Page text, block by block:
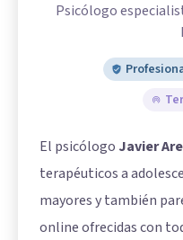
Psicólogo
El psicólogo Javier
terapéuticos a
mayores y también
online ofrecidas con